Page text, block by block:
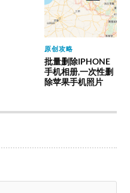
原创攻略
批量删除IPHONE
手机相册,一次性删
除苹果手机照片